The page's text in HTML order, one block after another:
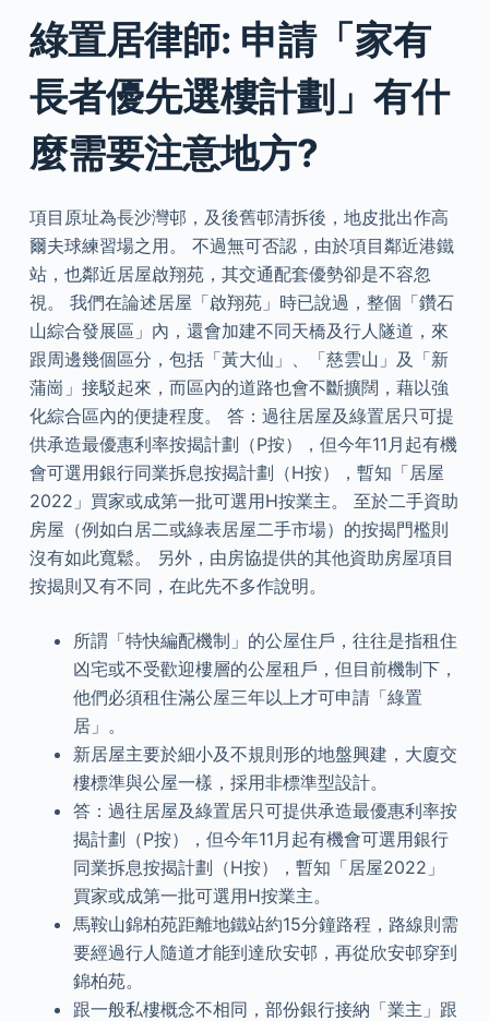
綠置居律師: 申請「家有
長者優先選樓計劃」有什
麼需要注意地方?
項目原址為長沙灣邨，及後舊邨清拆後，地皮批出作高
爾夫球練習場之用。 不過無可否認，由於項目鄰近港鐵
站，也鄰近居屋啟翔苑，其交通配套優勢卻是不容忽
視。 我們在論述居屋「啟翔苑」時已說過，整個「鑽石
山綜合發展區」內，還會加建不同天橋及行人隧道，來
跟周邊幾個區分，包括「黃大仙」、「慈雲山」及「新
蒲崗」接駁起來，而區內的道路也會不斷擴闊，藉以強
化綜合區內的便捷程度。 答：過往居屋及綠置居只可提
供承造最優惠利率按揭計劃（P按），但今年11月起有機
會可選用銀行同業拆息按揭計劃（H按），暫知「居屋
2022」買家或成第一批可選用H按業主。 至於二手資助
房屋（例如白居二或綠表居屋二手市場）的按揭門檻則
沒有如此寬鬆。 另外，由房協提供的其他資助房屋項目
按揭則又有不同，在此先不多作說明。
所謂「特快編配機制」的公屋住戶，往往是指租住
凶宅或不受歡迎樓層的公屋租戶，但目前機制下，
他們必須租住滿公屋三年以上才可申請「綠置
居」。
新居屋主要於細小及不規則形的地盤興建，大廈交
樓標準與公屋一樣，採用非標準型設計。
答：過往居屋及綠置居只可提供承造最優惠利率按
揭計劃（P按），但今年11月起有機會可選用銀行
同業拆息按揭計劃（H按），暫知「居屋2022」
買家或成第一批可選用H按業主。
馬鞍山錦柏苑距離地鐵站約15分鐘路程，路線則需
要經過行人隨道才能到達欣安邨，再從欣安邨穿到
錦柏苑。
跟一般私樓概念不相同，部份銀行接納「業主」跟